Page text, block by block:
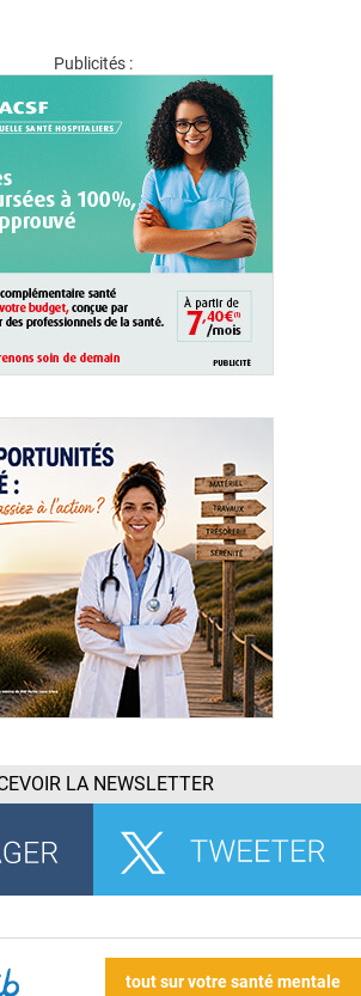
Publicités :
LA NEWSLETTER
tout sur votre santé mentale